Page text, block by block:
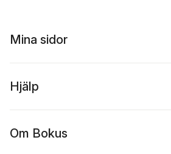
Mina sidor
Hjälp
Om Bokus